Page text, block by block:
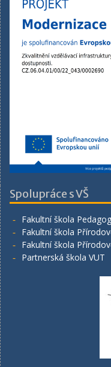
Spolupráce s VŠ
Fakultní škola
Fakultní škola
Fakultní škola
Partnerská škola VUT